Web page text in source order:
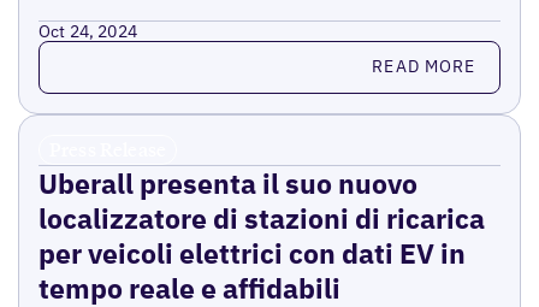
Oct 24, 2024
Read more READ MORE
Uberall presenta il suo nuovo
localizzatore di stazioni di ricarica
per veicoli elettrici con dati EV in
tempo reale e affidabili